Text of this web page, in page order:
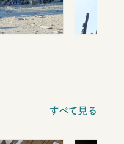
すべて見る